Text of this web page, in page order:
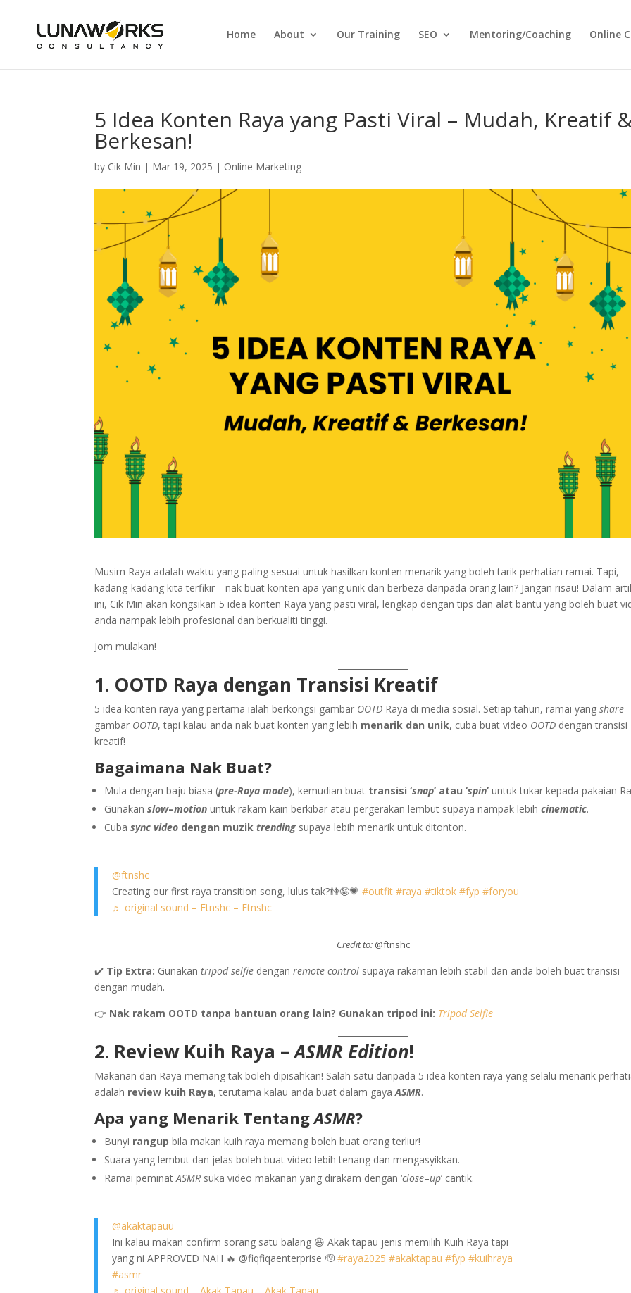
Home About Our Training SEO Mentoring/Coaching Online
5 Idea Konten Raya yang Pasti Viral – Mudah, Kreatif
Berkesan!
by Cik Min | Mar 19, 2025 | Online Marketing
Musim Raya adalah waktu yang paling sesuai untuk hasilkan konten menarik yang boleh tarik perhatian ramai. Tapi,
kadang-kadang kita terfikir—nak buat konten apa yang unik dan berbeza daripada orang lain? Jangan risau! Dalam
ini, Cik Min akan kongsikan 5 idea konten Raya yang pasti viral, lengkap dengan tips dan alat bantu yang boleh buat
anda nampak lebih profesional dan berkualiti tinggi.
Jom mulakan!
1. OOTD Raya dengan Transisi Kreatif
5 idea konten raya yang pertama ialah berkongsi gambar OOTD Raya di media sosial. Setiap tahun, ramai yangshare
gambar OOTD, tapi kalau anda nak buat konten yang lebih menarik dan unik, cuba buat video OOTD dengan transisi
kreatif!
Bagaimana Nak Buat?
Mula dengan baju biasa (pre-Raya mode), kemudian buat transisi ‘snap’ atau ‘spin’ untuk tukar kepada pakaian
Gunakanslow–motion untuk rakam kain berkibar atau pergerakan lembut supaya nampak lebihcinematic.
Cubasync video dengan muziktrending supaya lebih menarik untuk ditonton.
@ftnshc
Creating our first raya transition song, lulus tak?👫🤪💗#outfit #raya #tiktok #fyp #foryou
♬ original sound – Ftnshc – Ftnshc
Credit to: @ftnshc
✔️ Tip Extra: Gunakantripod selfie denganremote control supaya rakaman lebih stabil dan anda boleh buat transisi
dengan mudah.
👉 Nak rakam OOTD tanpa bantuan orang lain? Gunakan tripod ini: Tripod Selfie
2. Review Kuih Raya –ASMR Edition!
Makanan dan Raya memang tak boleh dipisahkan! Salah satu daripada 5 idea konten raya yang selalu menarik
adalah review kuih Raya, terutama kalau anda buat dalam gayaASMR.
Apa yang Menarik TentangASMR?
Bunyi rangup bila makan kuih raya memang boleh buat orang terliur!
Suara yang lembut dan jelas boleh buat video lebih tenang dan mengasyikkan.
Ramai peminatASMR suka video makanan yang dirakam dengan ‘close–up’ cantik.
@akaktapauu
Ini kalau makan confirm sorang satu balang 😆 Akak tapau jenis memilih Kuih Raya tapi
yang ni APPROVED NAH 🔥 @fiqfiqaenterprise 🫡#raya2025 #akaktapau #fyp #kuihraya
#asmr